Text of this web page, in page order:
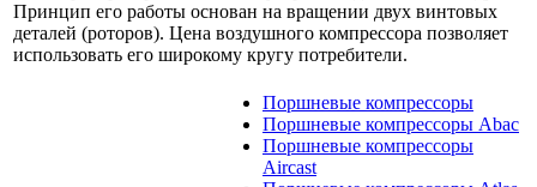
Принцип его работы основан на вращении двух винтовых
деталей (роторов). Цена воздушного компрессора позволяет
использовать его широкому кругу потребители.
Поршневые компрессоры
Поршневые компрессоры Abac
Поршневые компрессоры
Aircast